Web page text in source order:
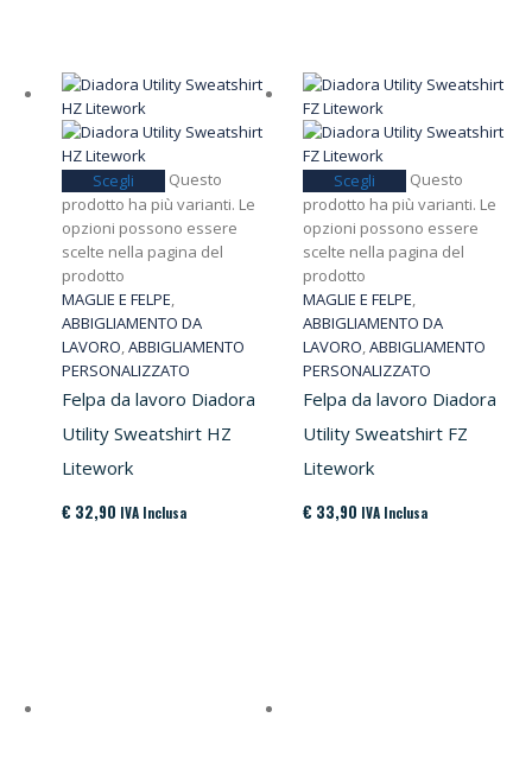
Scegli
Questo
prodotto ha più varianti. Le
opzioni possono essere
scelte nella pagina del
prodotto
MAGLIE E FELPE,
ABBIGLIAMENTO DA
LAVORO,ABBIGLIAMENTO
PERSONALIZZATO
Felpa da lavoro Diadora
Utility Sweatshirt HZ
Litework
€ 32,90 IVA Inclusa
Scegli
Questo
prodotto ha più varianti. Le
opzioni possono essere
scelte nella pagina del
prodotto
MAGLIE E FELPE,
ABBIGLIAMENTO DA
LAVORO,ABBIGLIAMENTO
PERSONALIZZATO
Felpa da lavoro Diadora
Utility Sweatshirt FZ
Litework
€ 33,90 IVA Inclusa